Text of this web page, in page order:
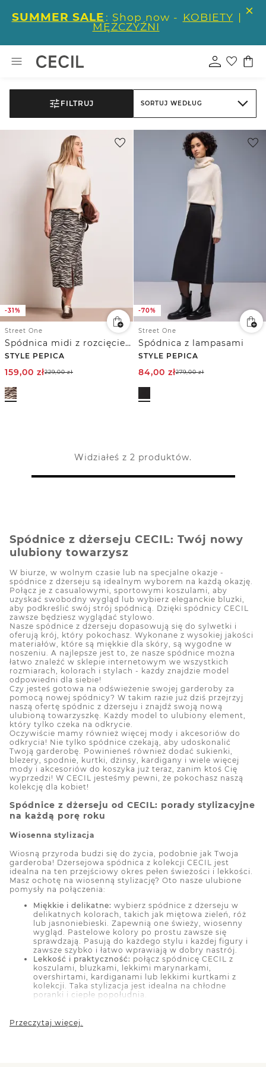
SUMMER SALE : Shop now - KOBIETY |
MĘŻCZYŹNI
FILTRUJ SORTUJ WEDŁUG
-31%
Street One
Spódnica midi z rozcięciem i wzorem zwierzęcym
STYLE PEPICA
159,00 zł229,00zł
-70%
Street One
Spódnica z lampasami
STYLE PEPICA
84,00 zł279,00zł
Widziałeś z 2 produktów.
Spódnice z dżerseju CECIL: Twój nowy
ulubiony towarzysz
W biurze, w wolnym czasie lub na specjalne okazje -
spódnice z dżerseju są idealnym wyborem na każdą okazję.
Połącz je z casualowymi, sportowymi koszulami, aby
uzyskać swobodny wygląd lub wybierz eleganckie bluzki,
aby podkreślić swój strój spódnicą. Dzięki spódnicy CECIL
zawsze będziesz wyglądać stylowo.
Nasze spódnice z dżerseju dopasowują się do sylwetki i
oferują krój, który pokochasz. Wykonane z wysokiej jakości
materiałów, które są miękkie dla skóry, są wygodne w
noszeniu. A najlepsze jest to, że nasze spódnice można
łatwo znaleźć w sklepie internetowym we wszystkich
rozmiarach, kolorach i stylach - każdy znajdzie model
odpowiedni dla siebie!
Czy jesteś gotowa na odświeżenie swojej garderoby za
pomocą nowej spódnicy? W takim razie już dziś przejrzyj
naszą ofertę spódnic z dżerseju i znajdź swoją nową
ulubioną towarzyszkę. Każdy model to ulubiony element,
który tylko czeka na odkrycie.
Oczywiście mamy również więcej mody i akcesoriów do
odkrycia! Nie tylko spódnice czekają, aby udoskonalić
Twoją garderobę. Powinieneś również dodać sukienki,
blezery, spodnie, kurtki, dżinsy, kardigany i wiele więcej
mody i akcesoriów do koszyka już teraz, zanim ktoś Cię
wyprzedzi! W CECIL jesteśmy pewni, że pokochasz naszą
kolekcję dla kobiet!
Spódnice z dżerseju od CECIL: porady stylizacyjne
na każdą porę roku
Wiosenna stylizacja
Wiosną przyroda budzi się do życia, podobnie jak Twoja
garderoba! Dżersejowa spódnica z kolekcji CECIL jest
idealna na ten przejściowy okres pełen świeżości i lekkości.
Masz ochotę na wiosenną stylizację? Oto nasze ulubione
pomysły na połączenia:
Miękkie i delikatne: wybierz spódnice z dżerseju w
delikatnych kolorach, takich jak miętowa zieleń, róż
lub jasnoniebieski. Zapewnią one świeży, wiosenny
wygląd. Pastelowe kolory po prostu zawsze się
sprawdzają. Pasują do każdego stylu i każdej figury i
zawsze szybko i łatwo wprawiają w dobry nastrój.
Lekkość i praktyczność: połącz spódnicę CECIL z
koszulami, bluzkami, lekkimi marynarkami,
overshirtami, kardiganami lub lekkimi kurtkami z
kolekcji. Taka stylizacja jest idealna na chłodne
poranki i ciepłe popołudnia.
sportowe lub klasyczne baleriny. Obie opcje są
idealne do stylizacji ze spódnicą z dżerseju i
Przeczytaj więcej.